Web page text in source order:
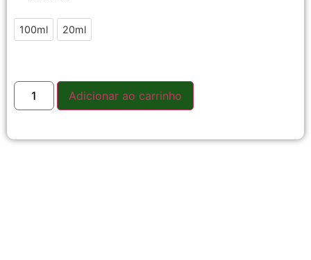
100ml 20ml
Adicionar ao carrinho